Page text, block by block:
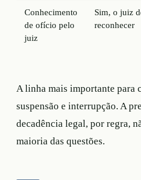
Conhecimento
de ofício pelo
juiz
Sim, o juiz
reconhecer
A linha mais importante para
suspensão e interrupção. A
decadência legal, por regra,
maioria das questões.